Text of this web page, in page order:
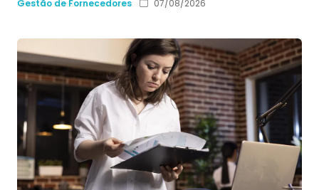
Gestão de Fornecedores 07/08/2026